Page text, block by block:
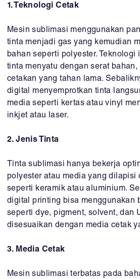
1. Teknologi Cetak
Mesin sublimasi menggunakan
tinta menjadi gas yang kemudian
bahan seperti polyester. Teknologi
tinta menyatu dengan serat
cetakan yang tahan lama.
digital menyemprotkan tinta
media seperti kertas atau vinyl
inkjet atau laser.
2. Jenis Tinta
Tinta sublimasi hanya bekerja
polyester atau media yang dilapisi
seperti keramik atau aluminium.
digital printing bisa menggunakan
seperti dye, pigment, solvent, dan
disesuaikan dengan media cetak
3. Media Cetak
Mesin sublimasi terbatas pada